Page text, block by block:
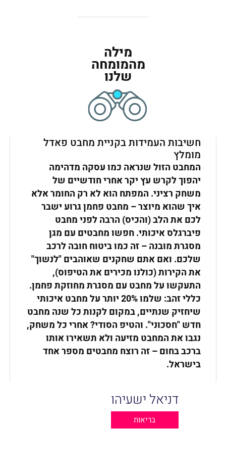
מילה
מהמומחה
שלנו
חשיבות העמידות בקניית מחבט פאדל
מומלץ
המחבט הזול שנראה כמו עסקה מדהימה
יהפוך לקרש עץ יקר אחרי חודשיים של
משחק רציני. המפתח הוא לא רק החומר אלא
איך שהוא מיוצר – מחבט פחמן גרוע ישבר
לכם את הלב (והכיס) הרבה לפני מחבט
פיברגלס איכותי. חפשו מחבטים עם מגן
מסגרת מובנה – זה כמו ביטוח חובה לרכב
שלכם. ואם אתם שחקנים שאוהבים "לנשוך"
את הקירות (כולנו מכירים את הטיפוס),
התעקשו על מחבט עם מסגרת מחוזקת פחמן.
כללי זהב: שלמו 20% יותר על מחבט איכותי
שיחזיק שנתיים, במקום לקנות כל שנה מחבט
חדש "חסכוני". והטיפ הסודי? אחרי כל משחק,
נגבו את המחבט מזיעה ולא תשאירו אותו
ברכב בחום – זה רוצח מחבטים מספר אחד
בישראל.
דניאל ישעיהו
בריאות